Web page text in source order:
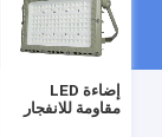
إضاءة LED
مقاومة للانفجار